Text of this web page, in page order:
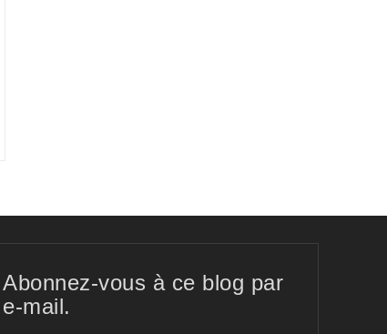
Abonnez-vous à ce blog par
e-mail.